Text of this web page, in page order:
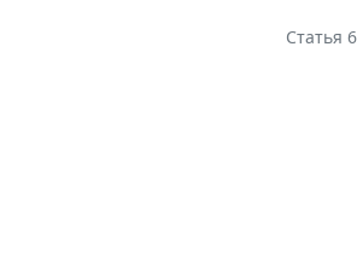
Статья